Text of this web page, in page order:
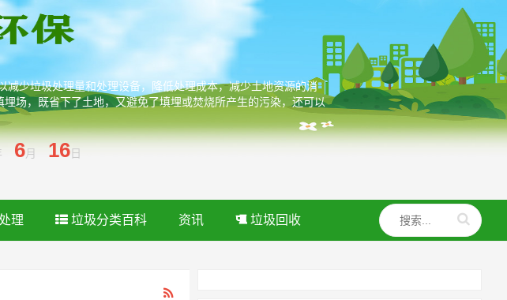
少垃圾处理量和处理设备，降低处理成本，减少土地资源的消
场，既省下了土地，又避免了填埋或焚烧所产生的污染，还可以
6月 16 日
理 垃圾分类百科 资讯 垃圾回收